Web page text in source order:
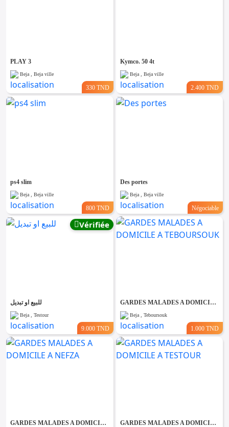
PLAY 3
Beja , Beja ville
330 TND
Kymco. 50 4t
Beja , Beja ville
2.400 TND
ps4 slim
Beja , Beja ville
800 TND
Des portes
Beja , Beja ville
Négociable
Vérifiée
للبيع او تبديل
Beja , Testour
9.000 TND
GARDES MALADES A DOMICILE A TEBOURSOUK
Beja , Teboursouk
1.000 TND
GARDES MALADES A DOMICILE A NEFZA GARDES MALADES A DOMICILE A TESTOUR